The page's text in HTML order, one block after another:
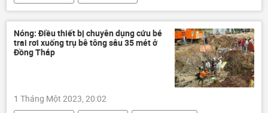
Nóng: Điều thiết bị chuyên dụng cứu bé
trai rơi xuống trụ bê tông sâu 35 mét ở
Đồng Tháp
1 Tháng Một 2023, 20:02